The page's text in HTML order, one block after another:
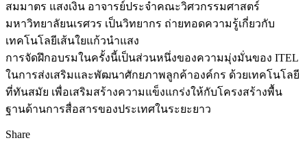
สมมาตร แสงเงิน อาจารย์ประจำคณะวิศวกรรมศาสตร์
มหาวิทยาลัยนเรศวร เป็นวิทยากร ถ่ายทอดความรู้เกี่ยวกับ
เทคโนโลยีเส้นใยแก้วนำแสง
การจัดฝึกอบรมในครั้งนี้เป็นส่วนหนึ่งของความมุ่งมั่นของ ITEL
ในการส่งเสริมและพัฒนาศักยภาพลูกค้าองค์กร ด้วยเทคโนโลยี
ที่ทันสมัย เพื่อเสริมสร้างความแข็งแกร่งให้กับโครงสร้างพื้น
ฐานด้านการสื่อสารของประเทศในระยะยาว
Share